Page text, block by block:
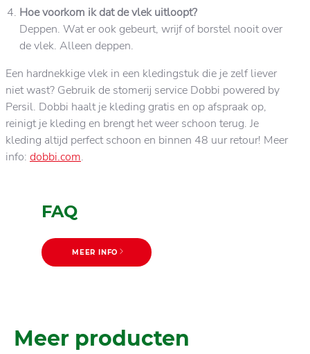
Hoe voorkom ik dat de vlek uitloopt?
Deppen. Wat er ook gebeurt, wrijf of borstel nooit over
de vlek. Alleen deppen.
Een hardnekkige vlek in een kledingstuk die je zelf liever
niet wast? Gebruik de stomerij service Dobbi powered by
Persil. Dobbi haalt je kleding gratis en op afspraak op,
reinigt je kleding en brengt het weer schoon terug. Je
kleding altijd perfect schoon en binnen 48 uur retour! Meer
info: dobbi.com.
FAQ
MEER INFO
Meer producten